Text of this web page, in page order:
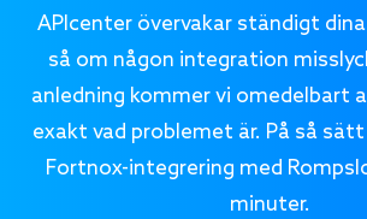
APIcenter övervakar ständigt
så om någon integration
anledning kommer vi omedelbart
exakt vad problemet är. På så
Fortnox-integrering med
minuter.